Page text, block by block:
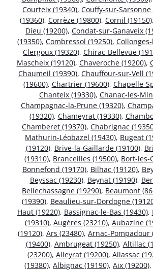
Courteix (19340), Couffy-sur-Sarsonne
(19360), Corrèze (19800), Cornil (19150),
Dieu (19200), Condat-sur-Ganaveix
(19350), Combressol (19250),
Clergoux (19320), Chirac-Bellevue
Mascheix (19120), Chaveroche (19200),
Chaumeil (19390), Chauffour-sur-Vell
(19600), Chartrier (19600), Chapelle-
Chanteix (19330), Chanac-les-
Champagnac-la-Prune (19320),
(19320), Chameyrat (19330),
Chamberet (19370), Chabrignac
Mathurin-Léobazel (19430), Bugeat
(19120), Brive-la-Gaillarde (19100),
(19310), Branceilles (19500), Bort-les-
Bonnefond (19170), Bilhac (19120),
Beyssac (19230), Beynat (19190),
Bellechassagne (19290), Beaumont
(19390), Beaulieu-sur-Dordogne
Haut (19220), Bassignac-le-Bas (19430),
(19310), Augères (23210), Aubazine
(19120), Ars (23480), Arnac-Pompadour
(19400), Ambrugeat (19250), Altillac
(23200), Alleyrat (19200), Allassac
(19380), Albignac (19190), Aix (19200),